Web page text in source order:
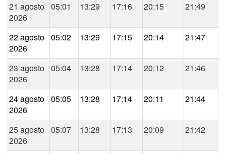
21 agosto
2026
05:01 13:29 17:16 20:15 21:49
22 agosto
2026
05:02 13:29 17:15 20:14 21:47
23 agosto
2026
05:04 13:28 17:14 20:12 21:46
24 agosto
2026
05:05 13:28 17:14 20:11 21:44
25 agosto
2026
05:07 13:28 17:13 20:09 21:42